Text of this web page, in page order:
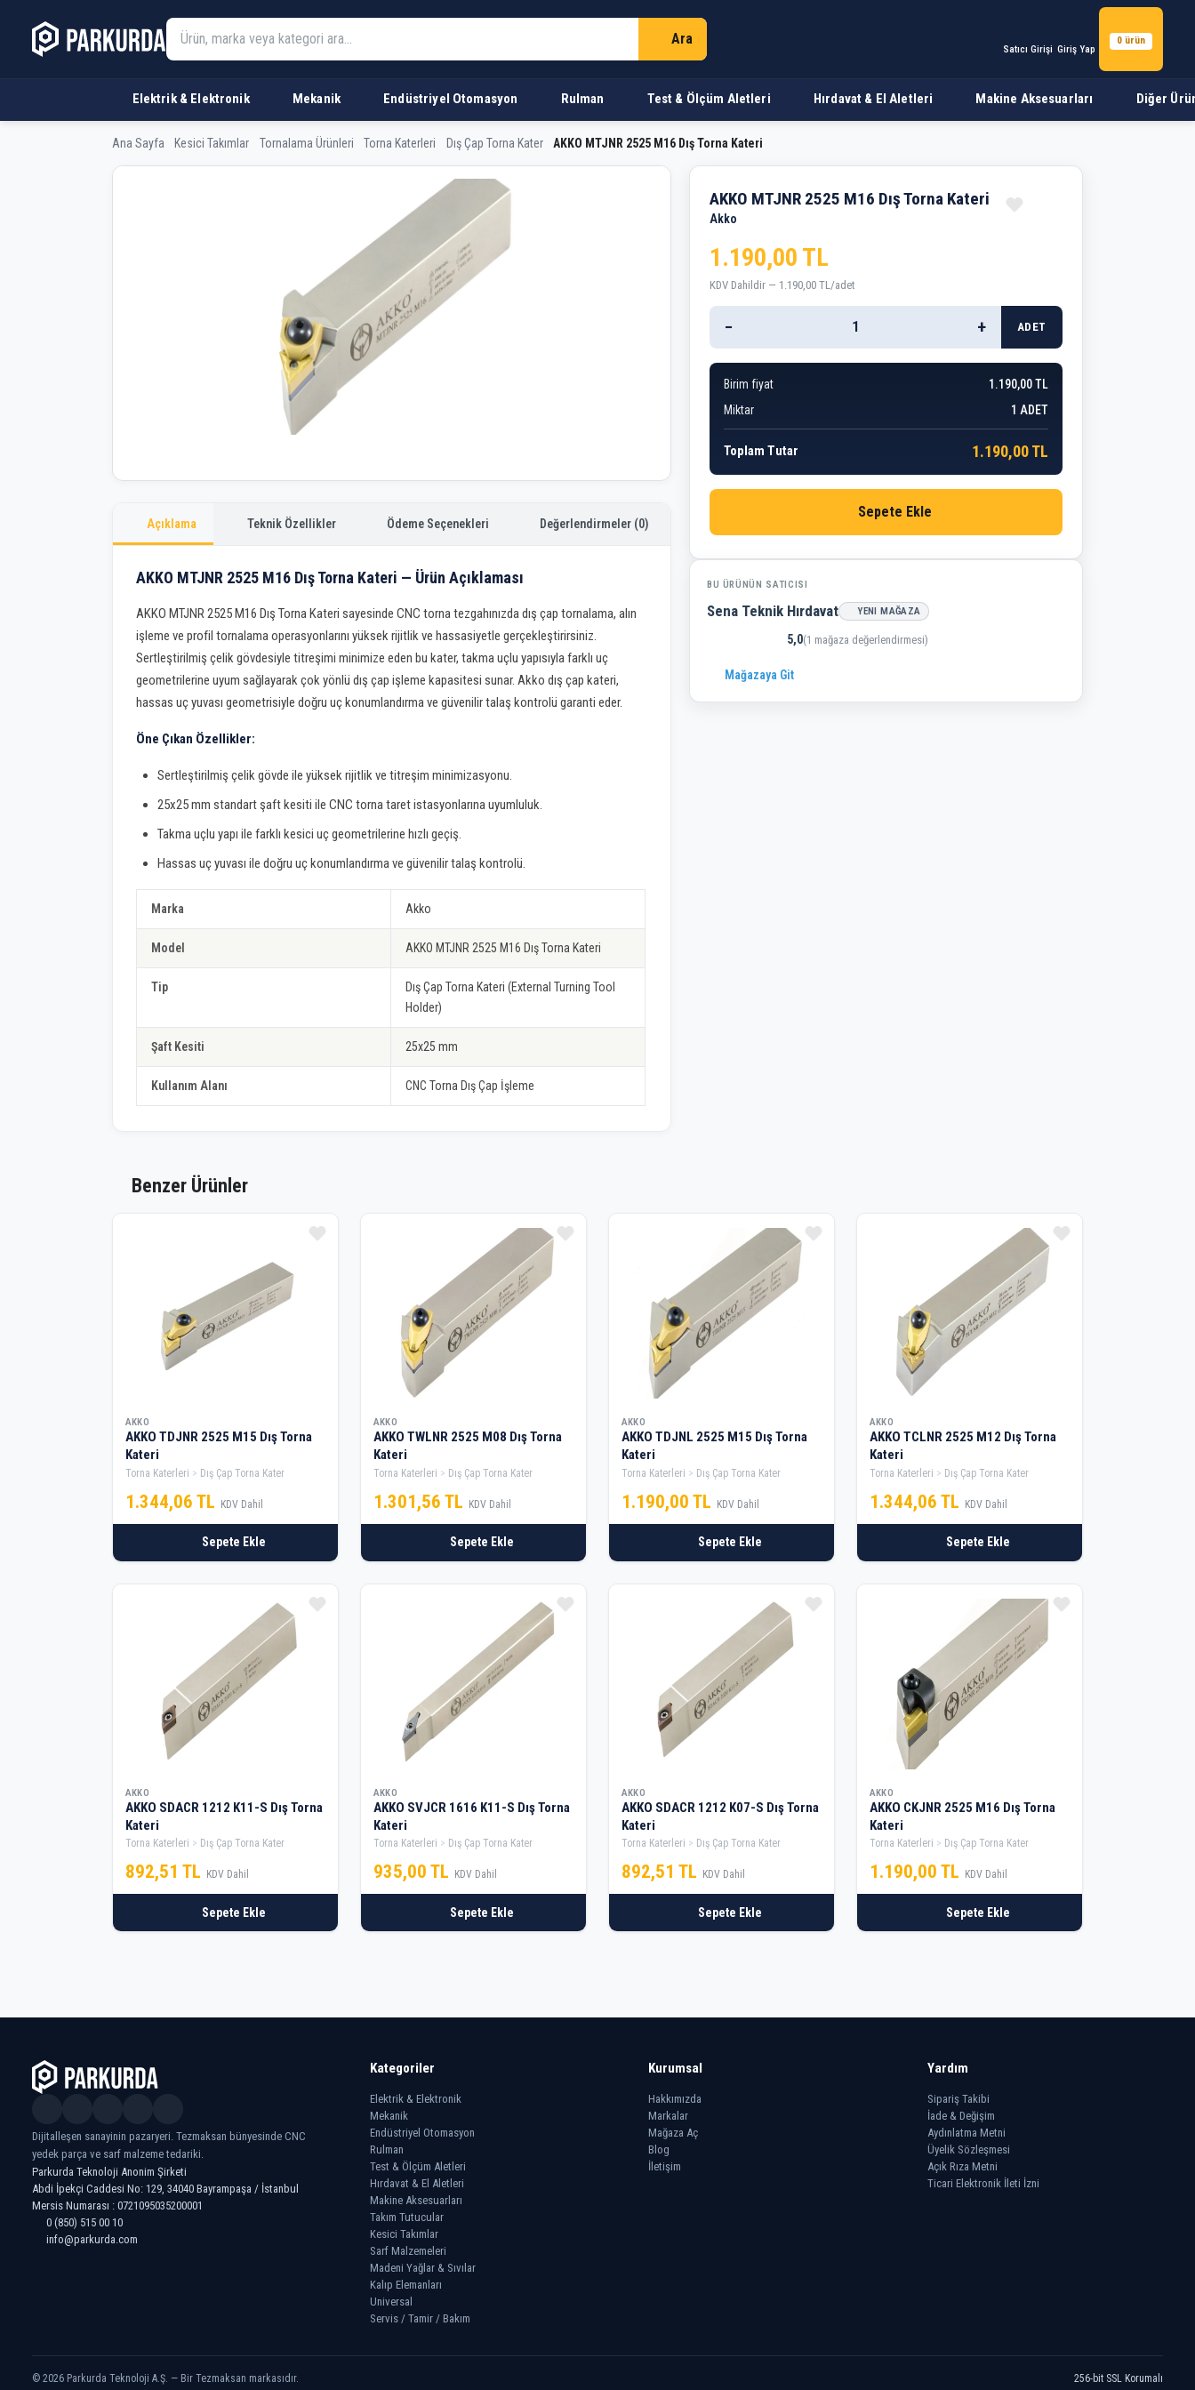
Ara
Satıcı Girişi Giriş Yap
0 ürün
Elektrik & Elektronik Mekanik Endüstriyel Otomasyon Rulman Test & Ölçüm Aletleri Hırdavat & El Aletleri Makine Aksesuarları Diğer
Ana Sayfa Kesici Takımlar Tornalama Ürünleri Torna Katerleri Dış Çap Torna Kater AKKO MTJNR 2525 M16 Dış Torna Kateri
AKKO MTJNR 2525 M16 Dış Torna Kateri
Açıklama Teknik Özellikler Ödeme Seçenekleri Değerlendirmeler (0)
AKKO MTJNR 2525 M16 Dış Torna Kateri — Ürün Açıklaması
AKKO MTJNR 2525 M16 Dış Torna Kateri sayesinde CNC torna tezgahınızda dış çap tornalama, alın
işleme ve profil tornalama operasyonlarını yüksek rijitlik ve hassasiyetle gerçekleştirirsiniz.
Sertleştirilmiş çelik gövdesiyle titreşimi minimize eden bu kater, takma uçlu yapısıyla farklı uç
geometrilerine uyum sağlayarak çok yönlü dış çap işleme kapasitesi sunar. Akko dış çap kateri,
hassas uç yuvası geometrisiyle doğru uç konumlandırma ve güvenilir talaş kontrolü garanti eder.
Öne Çıkan Özellikler:
Sertleştirilmiş çelik gövde ile yüksek rijitlik ve titreşim minimizasyonu.
25x25 mm standart şaft kesiti ile CNC torna taret istasyonlarına uyumluluk.
Takma uçlu yapı ile farklı kesici uç geometrilerine hızlı geçiş.
Hassas uç yuvası ile doğru uç konumlandırma ve güvenilir talaş kontrolü.
Marka Akko
Model AKKO MTJNR 2525 M16 Dış Torna Kateri
Tip
Dış Çap Torna Kateri (External Turning Tool
Holder)
Şaft Kesiti 25x25 mm
Kullanım Alanı CNC Torna Dış Çap İşleme
AKKO MTJNR 2525 M16 Dış Torna Kateri
Akko
1.190,00 TL
KDV Dahildir — 1.190,00 TL/adet
− + ADET
Birim fiyat
1.190,00 TL
Miktar
1 ADET
Toplam Tutar 1.190,00 TL
Sepete Ekle
BU ÜRÜNÜN SATICISI
Sena Teknik Hırdavat YENI MAĞAZA
5,0(1 mağaza değerlendirmesi)
Mağazaya Git
Benzer Ürünler
AKKO
AKKO TDJNR 2525 M15 Dış Torna
Kateri
Torna Katerleri Dış Çap Torna Kater
1.344,06 TL KDV Dahil
Sepete Ekle
AKKO
AKKO TWLNR 2525 M08 Dış Torna
Kateri
Torna Katerleri Dış Çap Torna Kater
1.301,56 TL KDV Dahil
Sepete Ekle
AKKO
AKKO TDJNL 2525 M15 Dış Torna
Kateri
Torna Katerleri Dış Çap Torna Kater
1.190,00 TL KDV Dahil
Sepete Ekle
AKKO
AKKO TCLNR 2525 M12 Dış Torna
Kateri
Torna Katerleri Dış Çap Torna Kater
1.344,06 TL KDV Dahil
Sepete Ekle
AKKO
AKKO SDACR 1212 K11-S Dış Torna
Kateri
Torna Katerleri Dış Çap Torna Kater
892,51 TL KDV Dahil
Sepete Ekle
AKKO
AKKO SVJCR 1616 K11-S Dış Torna
Kateri
Torna Katerleri Dış Çap Torna Kater
935,00 TL KDV Dahil
Sepete Ekle
AKKO
AKKO SDACR 1212 K07-S Dış Torna
Kateri
Torna Katerleri Dış Çap Torna Kater
892,51 TL KDV Dahil
Sepete Ekle
AKKO
AKKO CKJNR 2525 M16 Dış Torna
Kateri
Torna Katerleri Dış Çap Torna Kater
1.190,00 TL KDV Dahil
Sepete Ekle
Dijitalleşen sanayinin pazaryeri. Tezmaksan bünyesinde CNC
yedek parça ve sarf malzeme tedariki.
Parkurda Teknoloji Anonim Şirketi
Abdi İpekçi Caddesi No: 129, 34040 Bayrampaşa / İstanbul
Mersis Numarası : 0721095035200001
0 (850) 515 00 10
info@parkurda.com
Kategoriler
Elektrik & Elektronik
Mekanik
Endüstriyel Otomasyon
Rulman
Test & Ölçüm Aletleri
Hırdavat & El Aletleri
Makine Aksesuarları
Takım Tutucular
Kesici Takımlar
Sarf Malzemeleri
Madeni Yağlar & Sıvılar
Kalıp Elemanları
Universal
Servis / Tamir / Bakım
Kurumsal
Hakkımızda
Markalar
Mağaza Aç
Blog
İletişim
Yardım
Sipariş Takibi
İade & Değişim
Aydınlatma Metni
Üyelik Sözleşmesi
Açık Rıza Metni
Ticari Elektronik İleti İzni
© 2026 Parkurda Teknoloji A.Ş. — Bir Tezmaksan markasıdır. 256-bit SSL Korumalı